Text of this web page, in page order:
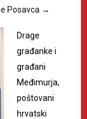
Posavca →
Drage
građanke i
građani
Međimurja,
poštovani
hrvatski